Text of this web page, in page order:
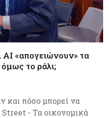
09-08-2026
ποντάρει η Κύπρος για
τα αποθέματα της
τον χειμώνα
«απογειώνουν» τα
το ράλι;
και πόσο μπορεί να
- Τα οικονομικά